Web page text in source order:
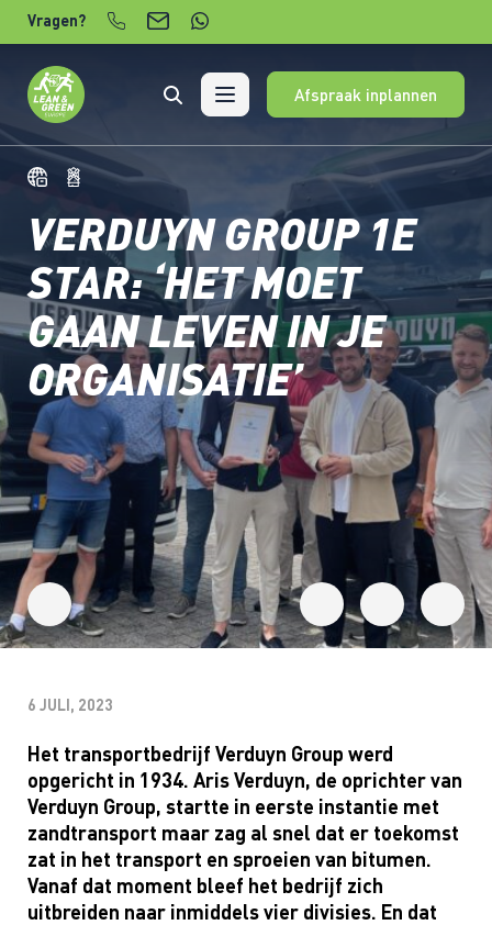
Verder naar content
Vragen?
Afspraak inplannen
VERDUYN GROUP 1E
STAR: ‘HET MOET
GAAN LEVEN IN JE
ORGANISATIE’
6 JULI, 2023
Het transportbedrijf Verduyn Group werd
opgericht in 1934. Aris Verduyn, de oprichter van
Verduyn Group, startte in eerste instantie met
zandtransport maar zag al snel dat er toekomst
zat in het transport en sproeien van bitumen.
Vanaf dat moment bleef het bedrijf zich
uitbreiden naar inmiddels vier divisies. En dat